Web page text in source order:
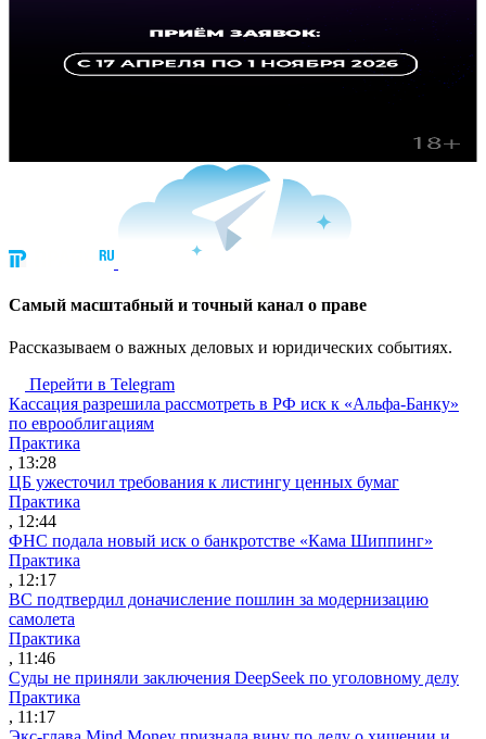
Cамый масштабный и точный канал о праве
Рассказываем о важных деловых и юридических событиях.
Перейти в Telegram
Кассация разрешила рассмотреть в РФ иск к «Альфа-Банку»
по еврооблигациям
Практика
, 13:28
ЦБ ужесточил требования к листингу ценных бумаг
Практика
, 12:44
ФНС подала новый иск о банкротстве «Кама Шиппинг»
Практика
, 12:17
ВС подтвердил доначисление пошлин за модернизацию
самолета
Практика
, 11:46
Суды не приняли заключения DeepSeek по уголовному делу
Практика
, 11:17